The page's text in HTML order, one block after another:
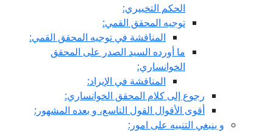
الحكم التخييري:
توجيه المحقق القمي:
المناقشة في توجيه المحقق القمي:
ما أورده السيد الصدر على المحقق
الخوانساري:
المناقشة في الإيراد:
رجوع إلى كلام المحقق الخوانساري:
أقوى الأقوال القول التاسع، و بعده المشهور:
و ينبغي التنبيه على امور: